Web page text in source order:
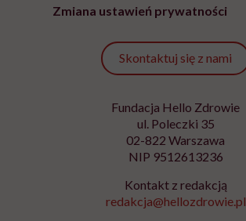
Zmiana ustawień prywatności
Skontaktuj się z nami
Fundacja Hello Zdrowie
ul. Poleczki 35
02-822 Warszawa
NIP 9512613236
Kontakt z redakcją
redakcja@hellozdrowie.pl